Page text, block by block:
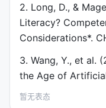
2. Long, D., &
Literacy?
Considerations*.
3. Wang, Y., et al.
the Age of
暂无表态